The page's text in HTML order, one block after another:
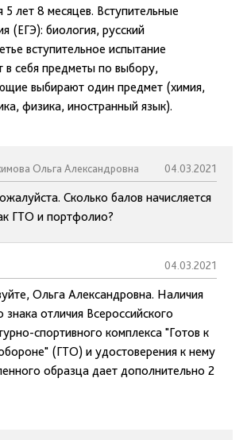
5 лет 8 месяцев. Вступительные
(ЕГЭ): биология, русский
вступительное испытание
в себя предметы по выбору,
выбирают один предмет (химия,
физика, иностранный язык).
Ольга Александровна 04.03.2021
Сколько балов начисляется
ГТО и портфолио?
04.03.2021
Ольга Александровна. Наличия
знака отличия Всероссийского
спортивного комплекса "Готов к
(ГТО) и удостоверения к нему
образца дает дополнительно 2